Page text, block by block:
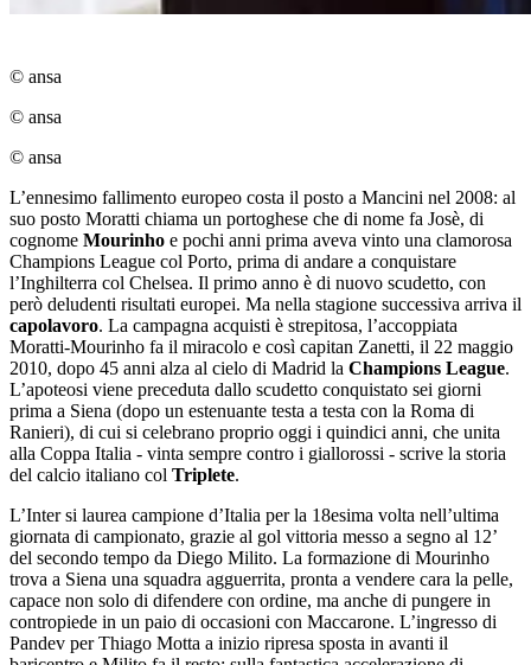
© ansa
© ansa
© ansa
L’ennesimo fallimento europeo costa il posto a Mancini nel 2008: al
suo posto Moratti chiama un portoghese che di nome fa Josè, di
cognome Mourinho e pochi anni prima aveva vinto una clamorosa
Champions League col Porto, prima di andare a conquistare
l’Inghilterra col Chelsea. Il primo anno è di nuovo scudetto, con
però deludenti risultati europei. Ma nella stagione successiva arriva il
capolavoro. La campagna acquisti è strepitosa, l’accoppiata
Moratti-Mourinho fa il miracolo e così capitan Zanetti, il 22 maggio
2010, dopo 45 anni alza al cielo di Madrid la Champions League.
L’apoteosi viene preceduta dallo scudetto conquistato sei giorni
prima a Siena (dopo un estenuante testa a testa con la Roma di
Ranieri), di cui si celebrano proprio oggi i quindici anni, che unita
alla Coppa Italia - vinta sempre contro i giallorossi - scrive la storia
del calcio italiano col Triplete.
L’Inter si laurea campione d’Italia per la 18esima volta nell’ultima
giornata di campionato, grazie al gol vittoria messo a segno al 12’
del secondo tempo da Diego Milito. La formazione di Mourinho
trova a Siena una squadra agguerrita, pronta a vendere cara la pelle,
capace non solo di difendere con ordine, ma anche di pungere in
contropiede in un paio di occasioni con Maccarone. L’ingresso di
Pandev per Thiago Motta a inizio ripresa sposta in avanti il